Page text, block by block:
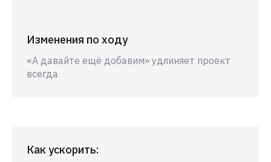
Изменения по ходу
«А давайте ещё добавим» удлиняет проект
всегда
Как ускорить: